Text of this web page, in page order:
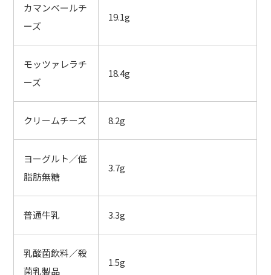
カマンベールチ
ーズ
19.1g
モッツァレラチ
ーズ
18.4g
クリームチーズ 8.2g
ヨーグルト／低
脂肪無糖
3.7g
普通牛乳 3.3g
乳酸菌飲料／殺
菌乳製品
1.5g